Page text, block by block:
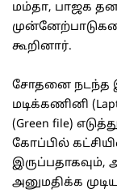
மம்தா, பாஜக
கூறினார்.
சோதனை நடந்த
மடிக்கணினி
(Green file)
கோப்பில்
அனுமதிக்க